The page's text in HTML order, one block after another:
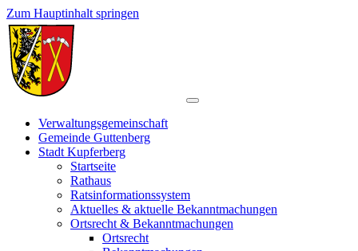
Zum Hauptinhalt springen
Verwaltungsgemeinschaft
Gemeinde Guttenberg
Stadt Kupferberg
Startseite
Rathaus
Ratsinformationssystem
Aktuelles & aktuelle Bekanntmachungen
Ortsrecht & Bekanntmachungen
Ortsrecht